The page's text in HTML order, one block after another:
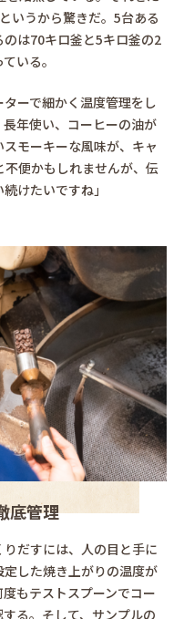
いうから驚きだ。5台ある
は70キロ釜と5キロ釜の2
いる。
ターで細かく温度管理をし
年使い、コーヒーの油が
モーキーな風味が、キャ
便かもしれませんが、伝
けたいですね」
底管理
だすには、人の目と手に
した焼き上がりの温度が
もテストスプーンでコー
る。そして、サンプルの